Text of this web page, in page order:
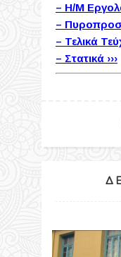
– Η/Μ
–
– Τελικά
– Στατικά ›››